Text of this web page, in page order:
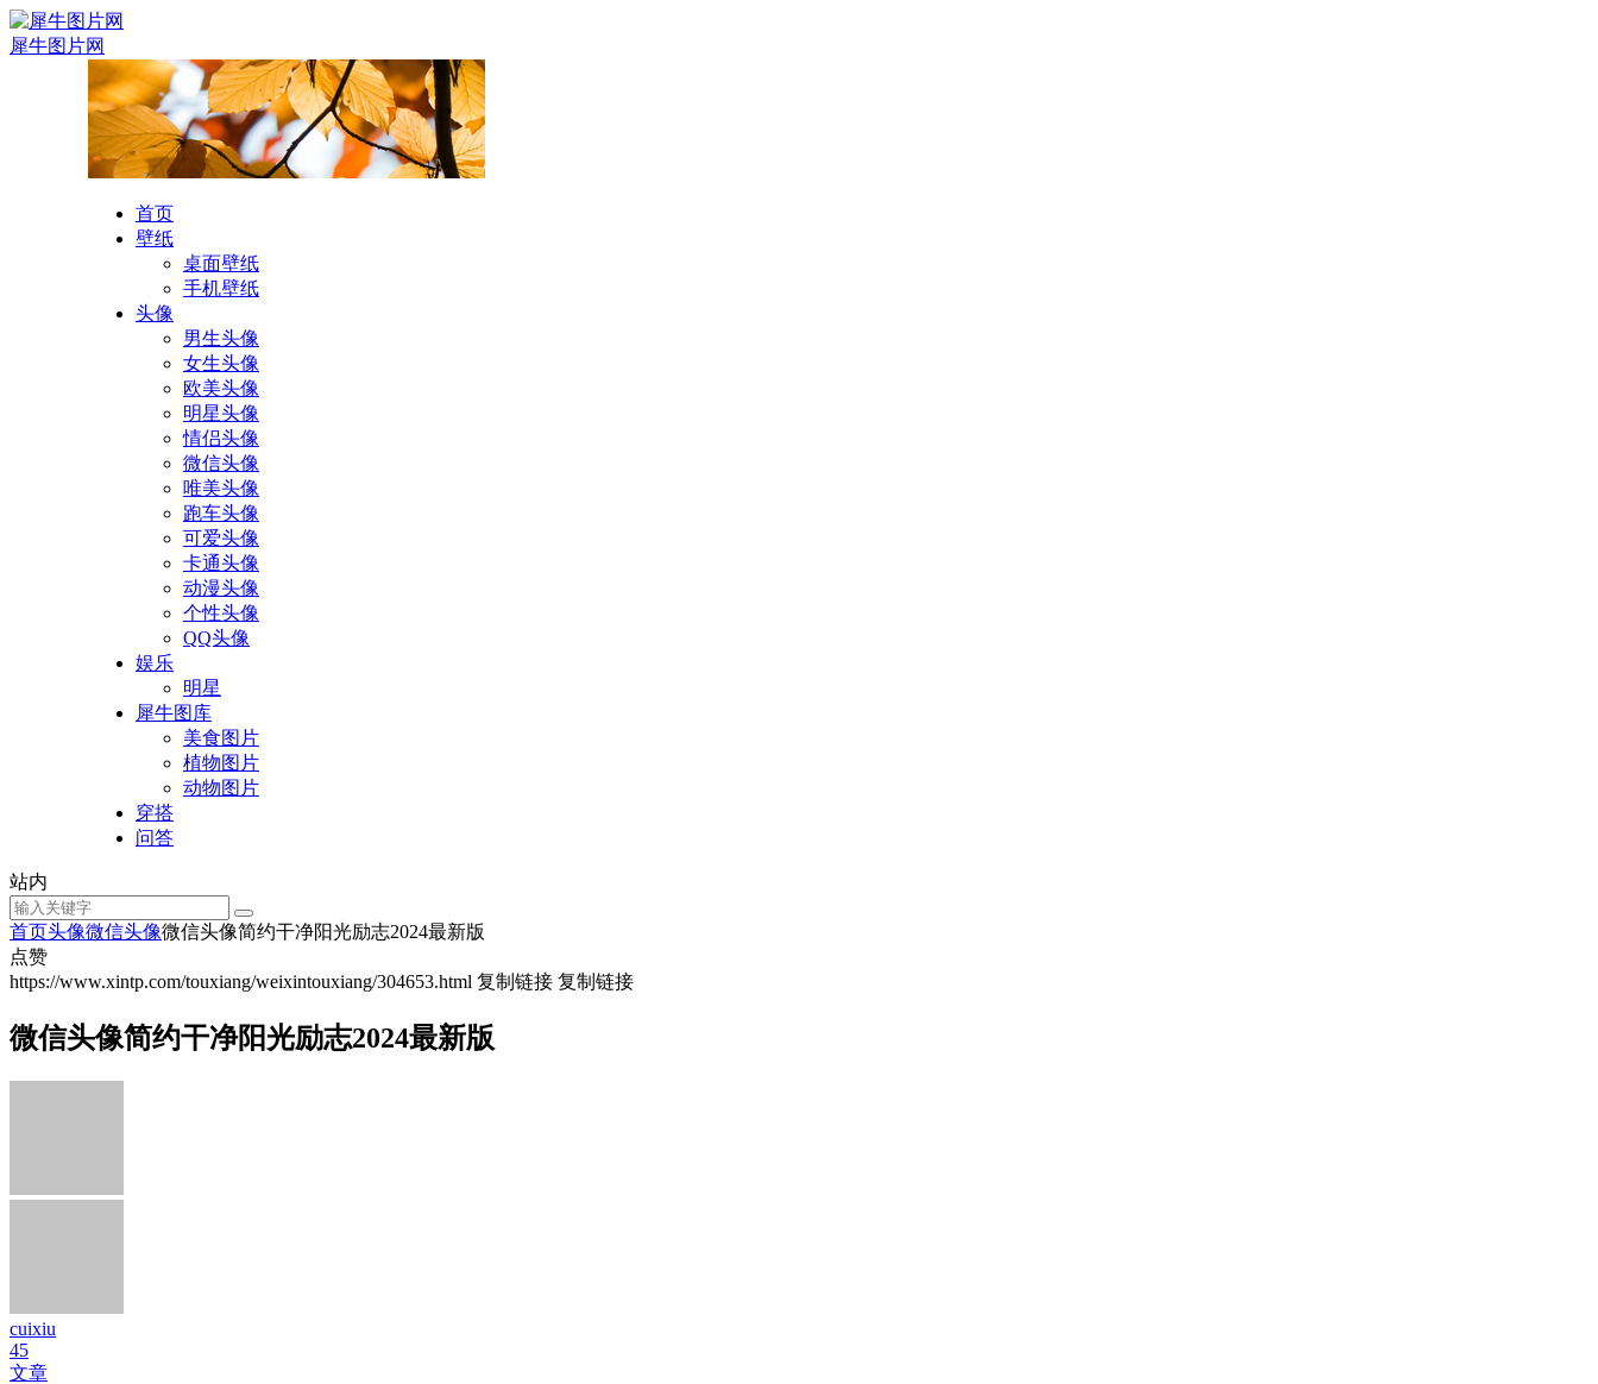
犀牛图片网
首页
壁纸
桌面壁纸
手机壁纸
头像
男生头像
女生头像
欧美头像
明星头像
情侣头像
微信头像
唯美头像
跑车头像
可爱头像
卡通头像
动漫头像
个性头像
QQ头像
娱乐
明星
犀牛图库
美食图片
植物图片
动物图片
穿搭
问答
站内
首页头像微信头像微信头像简约干净阳光励志2024最新版
点赞
https://www.xintp.com/touxiang/weixintouxiang/304653.html 复制链接 复制链接
微信头像简约干净阳光励志2024最新版
cuixiu
45
文章